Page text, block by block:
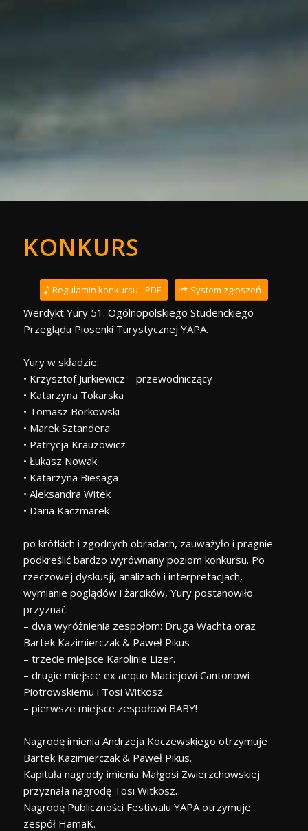
KONKURS
Regulamin konkursu - PDF System zgłoszeń
Werdykt Yury 51. Ogólnopolskiego Studenckiego
Przeglądu Piosenki Turystycznej YAPA.
Yury w składzie:
• Krzysztof Jurkiewicz – przewodniczący
• Katarzyna Tokarska
• Tomasz Borkowski
• Marek Sztandera
• Patrycja Krauzowicz
• Łukasz Nowak
• Katarzyna Biesaga
• Aleksandra Witek
• Daria Kaczmarek
po krótkich i zgodnych obradach, zauważyło i pragnie
podkreślić bardzo wyrównany poziom konkursu. Po
rzeczowej dyskusji, analizach i interpretacjach,
wymianie poglądów i żarcików, Yury postanowiło
przyznać:
– dwa wyróżnienia zespołom: Druga Wachta oraz
Bartek Kazimierczak & Paweł Pikus
– trzecie miejsce Karolinie Lizer.
– drugie miejsce ex aequo Maciejowi Cantonowi
Piotrowskiemu i Tosi Witkosz.
– pierwsze miejsce zespołowi BABY!
Nagrodę imienia Andrzeja Koczewskiego otrzymuje
Bartek Kazimierczak & Paweł Pikus.
Kapituła nagrody imienia Małgosi Zwierzchowskiej
przyznała nagrodę Tosi Witkosz.
Nagrodę Publiczności Festiwalu YAPA otrzymuje
zespół HamaK.